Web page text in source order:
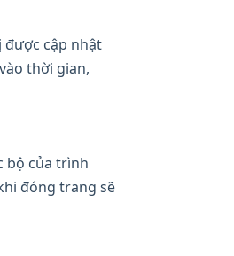
được cập nhật
thời gian,
bộ của trình
đóng trang sẽ